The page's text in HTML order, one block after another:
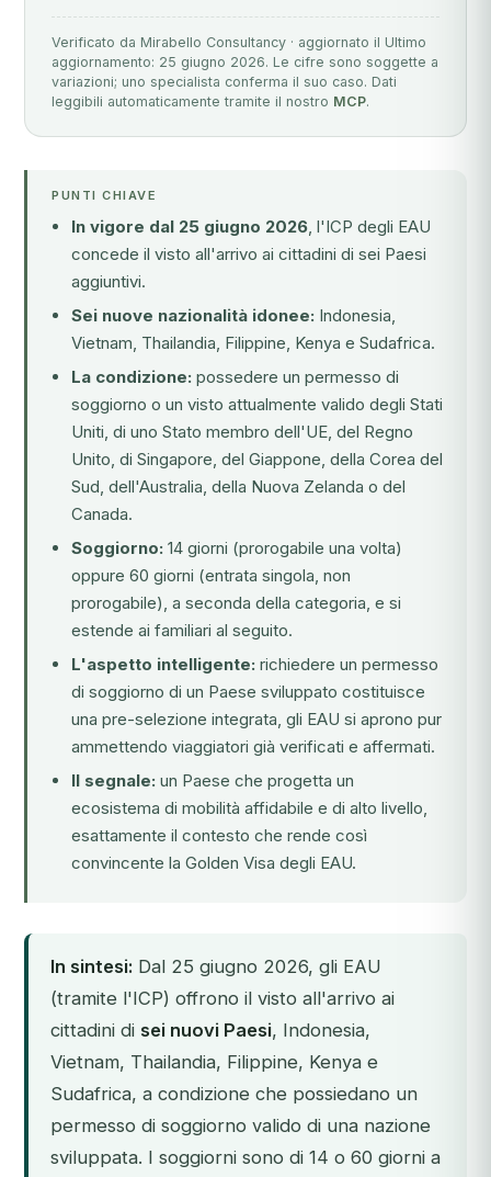
Verificato da Mirabello Consultancy · aggiornato il Ultimo
aggiornamento: 25 giugno 2026. Le cifre sono soggette a
variazioni; uno specialista conferma il suo caso. Dati
leggibili automaticamente tramite il nostro MCP.
PUNTI CHIAVE
In vigore dal 25 giugno 2026, l'ICP degli EAU
concede il visto all'arrivo ai cittadini di sei Paesi
aggiuntivi.
Sei nuove nazionalità idonee: Indonesia,
Vietnam, Thailandia, Filippine, Kenya e Sudafrica.
La condizione: possedere un permesso di
soggiorno o un visto attualmente valido degli Stati
Uniti, di uno Stato membro dell'UE, del Regno
Unito, di Singapore, del Giappone, della Corea del
Sud, dell'Australia, della Nuova Zelanda o del
Canada.
Soggiorno: 14 giorni (prorogabile una volta)
oppure 60 giorni (entrata singola, non
prorogabile), a seconda della categoria, e si
estende ai familiari al seguito.
L'aspetto intelligente: richiedere un permesso
di soggiorno di un Paese sviluppato costituisce
una pre-selezione integrata, gli EAU si aprono pur
ammettendo viaggiatori già verificati e affermati.
Il segnale: un Paese che progetta un
ecosistema di mobilità affidabile e di alto livello,
esattamente il contesto che rende così
convincente la Golden Visa degli EAU.
In sintesi: Dal 25 giugno 2026, gli EAU
(tramite l'ICP) offrono il visto all'arrivo ai
cittadini di sei nuovi Paesi, Indonesia,
Vietnam, Thailandia, Filippine, Kenya e
Sudafrica, a condizione che possiedano un
permesso di soggiorno valido di una nazione
sviluppata. I soggiorni sono di 14 o 60 giorni a